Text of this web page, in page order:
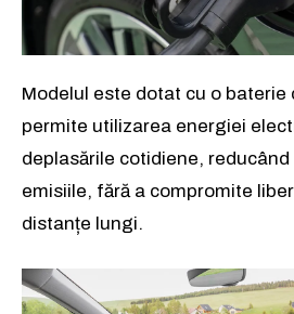
Modelul este dotat cu o baterie
permite utilizarea energiei
deplasările cotidiene, reducând
emisiile, fără a compromite
distanțe lungi.